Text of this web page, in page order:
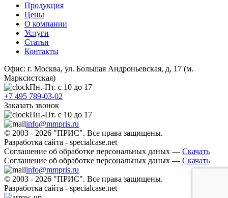
Продукция
Цены
О компании
Услуги
Статьи
Контакты
Офис: г. Москва, ул. Большая Андроньевская, д, 17 (м.
Марксистская)
Пн.-Пт. с 10 до 17
+7 495 789-03-02
Заказать звонок
Пн.-Пт. с 10 до 17
info@mmpris.ru
© 2003 - 2026 "ПРИС". Все права защищены.
Разработка сайта - specialcase.net
Соглашение об обработке персональных даных — Скачать
Соглашение об обработке персональных даных — Скачать
info@mmpris.ru
© 2003 - 2026 "ПРИС". Все права защищены.
Разработка сайта - specialcase.net